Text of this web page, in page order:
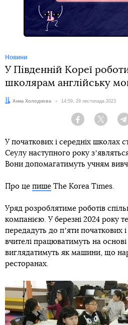
Новини
У Південній Кореї
школярам англійську
Автор:
Анна Холоднова Дата:
14:59, 29 листопада 2023
Facebook Twitter
У початкових і середніх школах
Сеулу наступного року
Вони допомагатимуть учням
Про це пише The Korea Times.
Уряд розроблятиме роботів
компанією. У березні 2024 року
передадуть до пʼяти початкових
вчителі працюватимуть на основі
виглядатимуть як машини, що
ресторанах.